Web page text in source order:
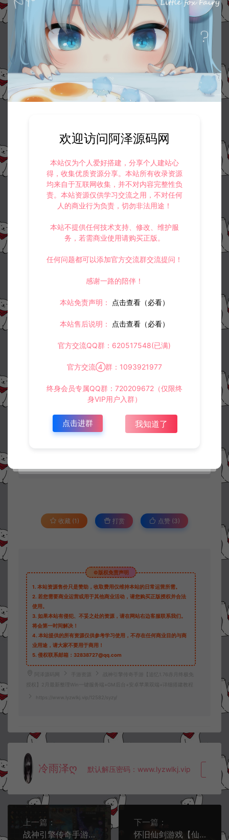
收藏 (1) 打赏 点赞 (3)
©版权免责声明
1. 本站资源售价只是赞助，收取费用仅维持本站的日常运营所需。
2. 若您需要商业运营或用于其他商业活动，请您购买正版授权并合法
使用。
3. 如果本站有侵犯、不妥之处的资源，请在网站右边客服联系我们。
将会第一时间解决！
4. 本站提供的所有资源仅供参考学习使用，不存在任何商业目的与商
业用途，请大家不要用于商用！
5. 侵权联系邮箱：32838727@qq.com
阿泽源码网 手游资源
战神引擎传奇手游【追忆1.76赤月终极免
授权】2月最新整理Win一键服务端+GM后台+安卓苹果双端+详细搭建教程
https://www.lyzwlkj.vip/12582/syzy/
冷雨泽ღ 默认解压密码：www.lyzwlkj.vip 复
上一篇：
战神引擎传奇手游【焚天40大陆第二十季单职业免授权】2月最新整理Win一键服务端+GM后台+安卓苹果双端+详细搭建教程
下一篇：
怀旧仙剑游戏【仙剑98柔情版】安卓单机+源码+编辑器
欢迎访问阿泽源码网
本站仅为个人爱好搭建，分享个人建站心
得，收集优质资源分享。本站所有收录资源
均来自于互联网收集，并不对内容完整性负
责。本站资源仅供学习交流之用，不对任何
人的商业行为负责，切勿非法用途！
本站不提供任何技术支持、修改、维护服
务，若需商业使用请购买正版。
任何问题都可以添加官方交流群交流提问！
感谢一路的陪伴！
本站免责声明： 点击查看（必看）
本站售后说明： 点击查看（必看）
官方交流QQ群：620517548(已满)
官方交流④群：1093921977
终身会员专属QQ群：720209672（仅限终
身VIP用户入群）
点击进群 我知道了